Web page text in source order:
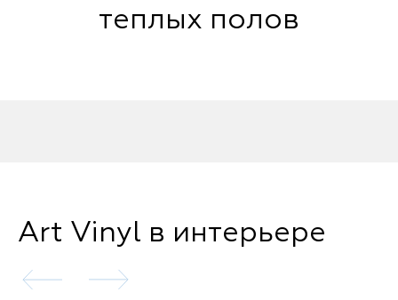
теплых полов
Art Vinyl в интерьере